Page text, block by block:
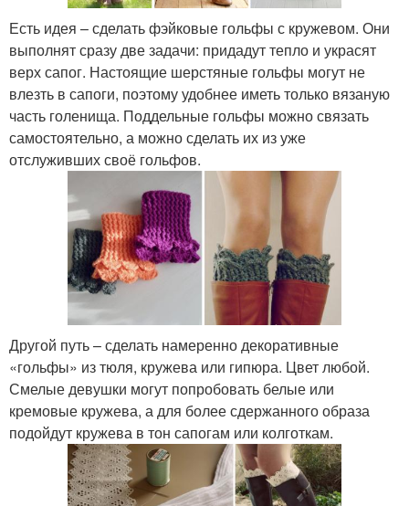
Есть идея – сделать фэйковые гольфы с кружевом. Они
выполнят сразу две задачи: придадут тепло и украсят
верх сапог. Настоящие шерстяные гольфы могут не
влезть в сапоги, поэтому удобнее иметь только вязаную
часть голенища. Поддельные гольфы можно связать
самостоятельно, а можно сделать их из уже
отслуживших своё гольфов.
Другой путь – сделать намеренно декоративные
«гольфы» из тюля, кружева или гипюра. Цвет любой.
Смелые девушки могут попробовать белые или
кремовые кружева, а для более сдержанного образа
подойдут кружева в тон сапогам или колготкам.